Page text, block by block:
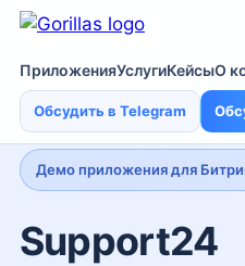
ПриложенияУслугиКейсыО
Обсудить в Telegram
Демо приложения для
Support24